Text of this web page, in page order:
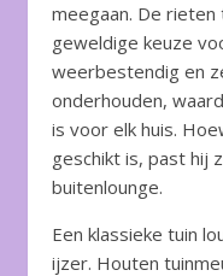
meegaan. De
geweldige keuze
weerbestendig en
onderhouden,
is voor elk huis.
geschikt is, past hij
buitenlounge.
Een klassieke tuin
ijzer. Houten